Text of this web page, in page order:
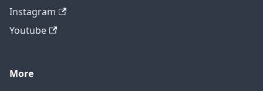
Instagram
Youtube
More